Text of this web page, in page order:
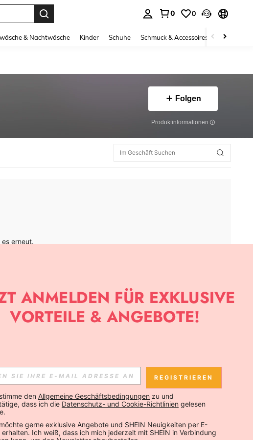
0 0
& Nachtwäsche Kinder Schuhe Schmuck & Accessoires Beauty &
Folgen
Produktinformationen
erneut.
APP
NEWSLETTER ANMELDEST, KANNST DU DIE NEUESTEN TRENDS VOR
(DU KANNST DICH JEDERZEIT ABMELDEN).
Abonnieren
Abonnieren
Abonnieren
REGISTRIEREN
den Allgemeine Geschäftsbedingungen zu und
dass ich die Datenschutz- und Cookie-Richtlinien gelesen
gerne exklusive Angebote und SHEIN Neuigkeiten per E-
erhalten. Ich weiß, dass ich mich jederzeit mit SHEIN in Verbindung